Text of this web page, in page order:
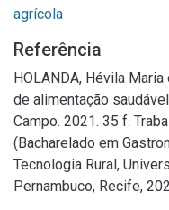
agrícola
Referência
HOLANDA, Hévila
de alimentação
Campo. 2021. 35 f.
(Bacharelado em
Tecnologia Rural,
Pernambuco, Recife,